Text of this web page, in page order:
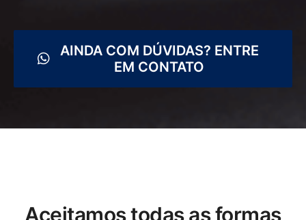
AINDA COM DÚVIDAS? ENTRE
EM CONTATO
Aceitamos todas as formas